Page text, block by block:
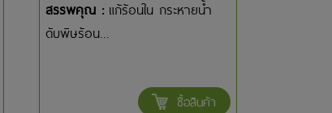
สรรพคุณ : แก้ร้อนใน กระหายน้ำ
ดับพิษร้อน...
ซื้อสินค้า